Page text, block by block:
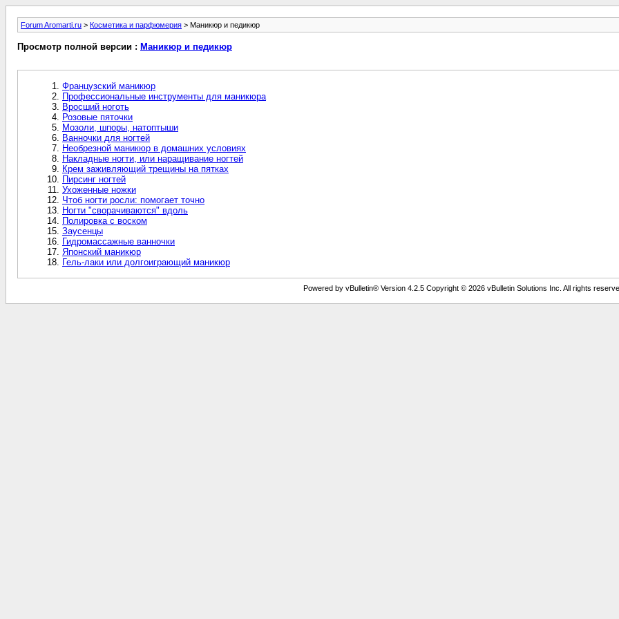
Forum Aromarti.ru > Косметика и парфюмерия > Маникюр и педикюр
Просмотр полной версии : Маникюр и педикюр
Французский маникюр
Профессиональные инструменты для маникюра
Вросший ноготь
Розовые пяточки
Мозоли, шпоры, натоптыши
Ванночки для ногтей
Необрезной маникюр в домашних условиях
Накладные ногти, или наращивание ногтей
Крем заживляющий трещины на пятках
Пирсинг ногтей
Ухоженные ножки
Чтоб ногти росли: помогает точно
Ногти "сворачиваются" вдоль
Полировка с воском
Заусенцы
Гидромассажные ванночки
Японский маникюр
Гель-лаки или долгоиграющий маникюр
Powered by vBulletin® Version 4.2.5 Copyright © 2026 vBulletin Solutions Inc. All rights